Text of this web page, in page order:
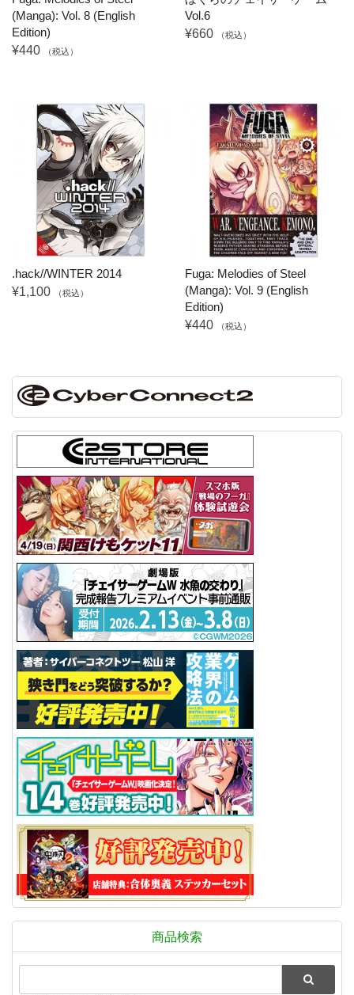
(Manga): Vol. 8 (English
Edition)
¥440
（税込）
Vol.6
¥660
（税込）
.hack//WINTER 2014
¥1,100
（税込）
Fuga: Melodies of Steel
(Manga): Vol. 9 (English
Edition)
¥440
（税込）
商品検索